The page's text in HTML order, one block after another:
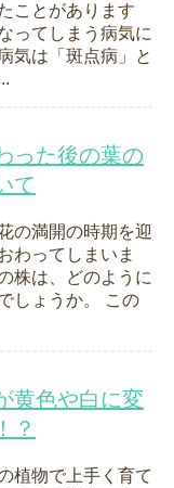
ことがあります
ってしまう病気に
気は「斑点病」と
った後の葉の
て
の満開の時期を迎
わってしまいま
株は、どのように
しょうか。 この
黄色や白に変
？
植物で上手く育て